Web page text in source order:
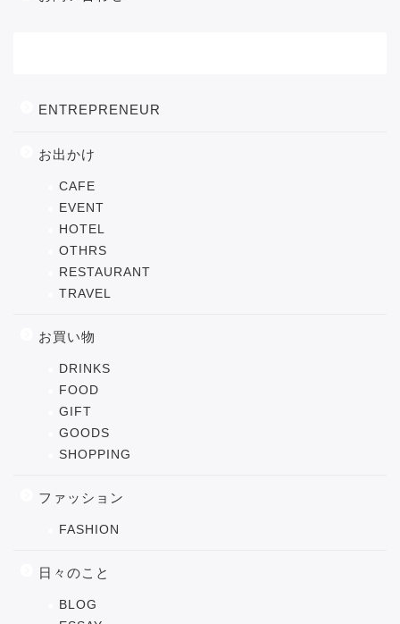
ENTREPRENEUR
お出かけ
CAFE
EVENT
HOTEL
OTHRS
RESTAURANT
TRAVEL
お買い物
DRINKS
FOOD
GIFT
GOODS
SHOPPING
ファッション
FASHION
日々のこと
BLOG